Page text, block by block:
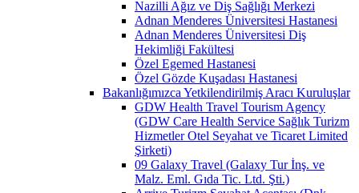
Nazilli Ağız ve Diş Sağlığı Merkezi
Adnan Menderes Üniversitesi Hastanesi
Adnan Menderes Üniversitesi Diş
Hekimliği Fakültesi
Özel Egemed Hastanesi
Özel Gözde Kuşadası Hastanesi
Bakanlığımızca Yetkilendirilmiş Aracı Kuruluşlar
GDW Health Travel Tourism Agency
(GDW Care Health Service Sağlık Turizm
Hizmetler Otel Seyahat ve Ticaret Limited
Şirketi)
09 Galaxy Travel (Galaxy Tur İnş. ve
Malz. Eml. Gıda Tic. Ltd. Şti.)